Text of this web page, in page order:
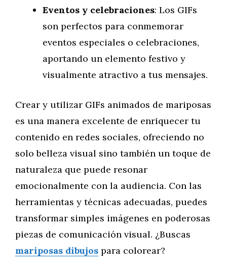
Eventos y celebraciones: Los GIFs
son perfectos para conmemorar
eventos especiales o celebraciones,
aportando un elemento festivo y
visualmente atractivo a tus mensajes.
Crear y utilizar GIFs animados de mariposas
es una manera excelente de enriquecer tu
contenido en redes sociales, ofreciendo no
solo belleza visual sino también un toque de
naturaleza que puede resonar
emocionalmente con la audiencia. Con las
herramientas y técnicas adecuadas, puedes
transformar simples imágenes en poderosas
piezas de comunicación visual. ¿Buscas
mariposas dibujos para colorear?